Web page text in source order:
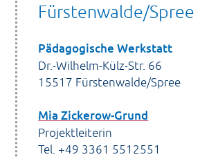
Fürstenwalde/Spree
Pädagogische Werkstatt
Dr.-Wilhelm-Külz-Str. 66
15517 Fürstenwalde/Spree
Mia Zickerow-Grund
Projektleiterin
Tel. +49 3361 5512551